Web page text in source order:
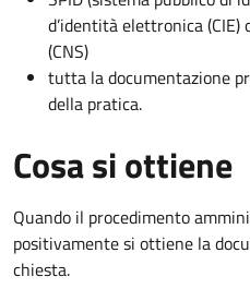
d’identità elettronica
(CNS)
tutta la documentazione
della pratica.
Cosa si ottiene
Quando il procedimento
positivamente si ottiene la
chiesta.